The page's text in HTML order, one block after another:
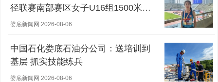
径联赛南部赛区女子U16组1500米冠
军
娄底新闻网 2026-08-06
中国石化娄底石油分公司：送培训到
基层 抓实技能练兵
娄底新闻网 2026-08-06